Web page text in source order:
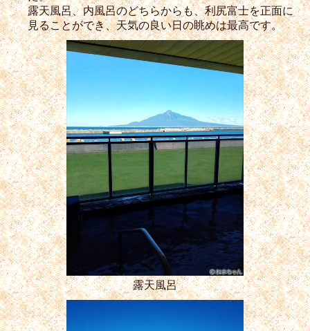
露天風呂、内風呂のどちらからも、利尻富士を正面に
見ることができ、天気の良い日の眺めは最高です。
露天風呂